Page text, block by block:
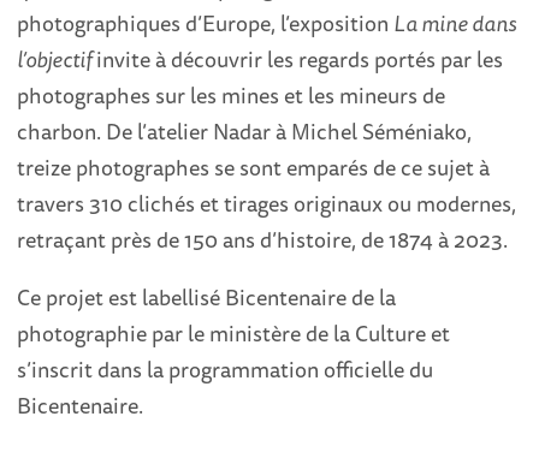
photographiques d’Europe, l’exposition La mine dans
l’objectifinvite à découvrir les regards portés par les
photographes sur les mines et les mineurs de
charbon. De l’atelier Nadar à Michel Séméniako,
treize photographes se sont emparés de ce sujet à
travers 310 clichés et tirages originaux ou modernes,
retraçant près de 150 ans d’histoire, de 1874 à 2023.
Ce projet est labellisé Bicentenaire de la
photographie par le ministère de la Culture et
s’inscrit dans la programmation officielle du
Bicentenaire.